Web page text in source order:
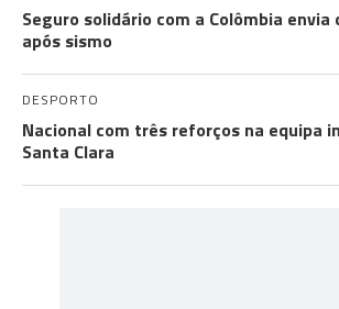
Seguro solidário com a Colômbia envia
após sismo
DESPORTO
Nacional com três reforços na equipa
Santa Clara